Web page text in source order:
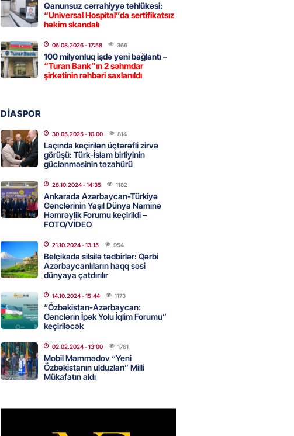
GÜNDƏM
Ülviyyə İlyasova fəhləyə borclu qalıb?
07.08.2026 - 16:45
MANŞET
“Birgə Strateji Müdafiə Sazişi”nin
07.08.2026
İDMAN
Albaniya klubuna keçən Kamil
“Liverpul”da oynamaq istəyir
07.08.2026- 16:15
HADISƏ
Tovuzda qadın qətlə yetirildi – Şübhəli
qardaşı oğludur
07.08.2026 - 16:00 228
Türkiyədə 37,6 milyon, Rusiyada 16,7
milyon – Azərbaycanlıların yemək
xərcləri
07.08.2026 - 15:45
GÜNDƏM
Qanunsuz cərrahiyyə təhlükəsi:
“Universal Hospital”da sertifikatsız
həkim skandalı
06.08.2026- 17:58 366
100 milyonluq işdə yeni bağlantı –
“Turan Bank”ın 2 səhmdar
şirkətinin rəhbəri saxlanıldı
DİASPOR
30.05.2025- 10:00 814
Laçında keçirilən üçtərəfli zirvə
görüşü: Türk-İslam birliyinin
güclənməsinin təzahürü
28.10.2024- 14:35 1182
Ankarada Azərbaycan-Türkiyə
Gənclərinin Yaşıl Dünya Naminə
Həmrəylik Forumu keçirildi –
FOTO/VİDEO
21.10.2024- 13:15 954
Belçikada silsilə tədbirlər: Qərbi
Azərbaycanlıların haqq səsi
dünyaya çatdırılır
14.10.2024- 15:44 1173
“Özbəkistan-Azərbaycan:
Gənclərin İpək Yolu İqlim Forumu”
keçiriləcək
02.02.2024- 13:00 1761
Mobil Məmmədov “Yeni
Özbəkistanın ulduzları” Milli
Mükafatın aldı